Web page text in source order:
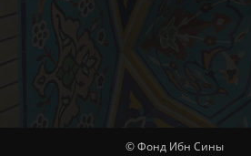
© Фонд Ибн Сины